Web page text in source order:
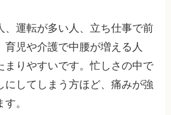
、運転が多い人、立ち仕事で前
育児や介護で中腰が増える人
まりやすいです。忙しさの中で
にしてしまう方ほど、痛みが強
。